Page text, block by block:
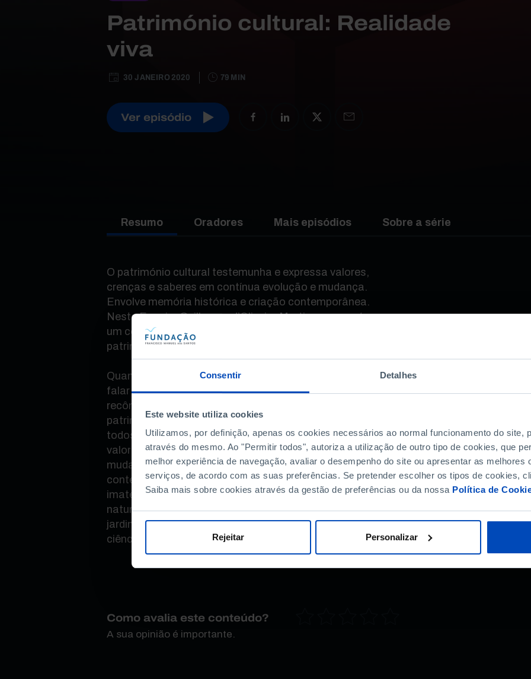
Consentir Detalhes
Este website utiliza cookies
Utilizamos, por definição, apenas os cookies necessários ao normal funcionamento do site,
através do mesmo. Ao "Permitir todos", autoriza a utilização de outro tipo de cookies, que
melhor experiência de navegação, avaliar o desempenho do site ou apresentar as melhores
serviços, de acordo com as suas preferências. Se pretender escolher os tipos de cookies,
Saiba mais sobre cookies através da gestão de preferências ou da nossa Política de
Rejeitar Personalizar
Património cultural: Realidade
viva
30 JANEIRO 2020 79 MIN
Ver episódio
Resumo Oradores Mais episódios Sobre a série
O património cultural testemunha e expressa valores,
crenças e saberes em contínua evolução e mudança.
Envolve memória histórica e criação contemporânea.
Neste Ensaio, Guilherme d’Oliveira Martins apresenta
um conceito novo, alargado e transversal, de
património cultural.
Quando falamos de património cultural, pensamos
falar de coisas do passado, perdidas num canto
recôndito da memória coletiva. Puro engano! O
património cultural é um tema do presente, apela a
todos e projeta-se no futuro. Testemunha e expressa
valores, crenças e saberes em contínua evolução e
mudança. Envolve memória histórica e criação
contemporânea: o que é material e construído, o que é
imaterial (tradições e vivências), o que diz respeito à
natureza e às paisagens, às áreas urbanas e aos
jardins históricos, bem como o que se reporta às
ciências e tecnologias.
Como avalia este conteúdo?
A sua opinião é importante.